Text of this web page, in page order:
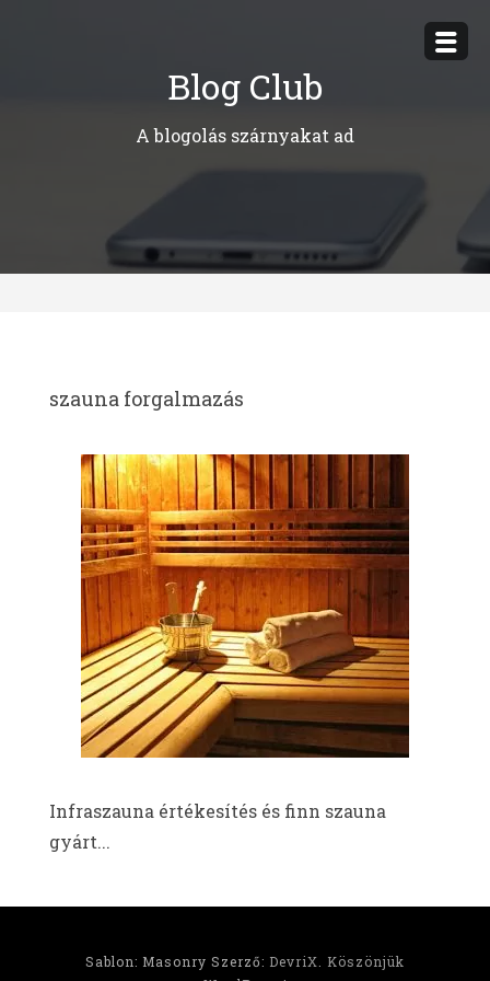
Blog Club
A blogolás szárnyakat ad
szauna forgalmazás
Infraszauna értékesítés és finn szauna
gyárt...
Sablon: Masonry Szerző: DevriX
Köszönjük